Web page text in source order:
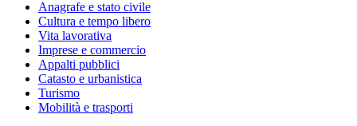
Anagrafe e stato civile
Cultura e tempo libero
Vita lavorativa
Imprese e commercio
Appalti pubblici
Catasto e urbanistica
Turismo
Mobilità e trasporti